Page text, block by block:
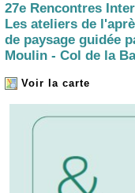
27e Rencontres
Les ateliers de
de paysage guidée
Moulin - Col de la
Voir la carte